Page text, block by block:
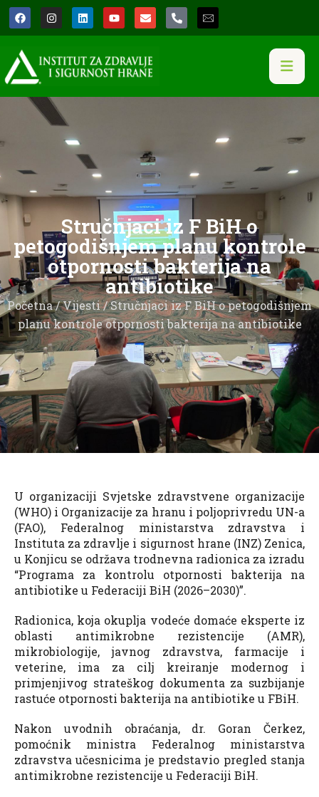
Stručnjaci iz F BiH o
petogodišnjem planu kontrole
otpornosti bakterija na
antibiotike
Početna/Vijesti/ Stručnjaci iz F BiH o petogodišnjem
planu kontrole otpornosti bakterija na antibiotike
U organizaciji Svjetske zdravstvene organizacije
(WHO) i Organizacije za hranu i poljoprivredu UN-a
(FAO), Federalnog ministarstva zdravstva i
Instituta za zdravlje i sigurnost hrane (INZ) Zenica,
u Konjicu se održava trodnevna radionica za izradu
“Programa za kontrolu otpornosti bakterija na
antibiotike u Federaciji BiH (2026–2030)”.
Radionica, koja okuplja vodeće domaće eksperte iz
oblasti antimikrobne rezistencije (AMR),
mikrobiologije, javnog zdravstva, farmacije i
veterine, ima za cilj kreiranje modernog i
primjenjivog strateškog dokumenta za suzbijanje
rastuće otpornosti bakterija na antibiotike u FBiH.
Nakon uvodnih obraćanja, dr. Goran Čerkez,
pomoćnik ministra Federalnog ministarstva
zdravstva učesnicima je predstavio pregled stanja
antimikrobne rezistencije u Federaciji BiH.